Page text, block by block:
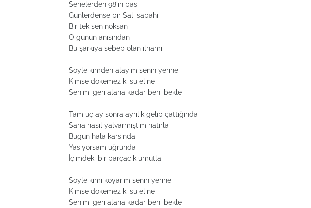
Senelerden 98'in başı
Günlerdense bir Salı sabahı
Bir tek sen noksan
O günün anısından
Bu şarkıya sebep olan ilhamı
Söyle kimden alayım senin yerine
Kimse dökemez ki su eline
Senimi geri alana kadar beni bekle
Tam üç ay sonra ayrılık gelip çattığında
Sana nasıl yalvarmıştım hatırla
Bugün hala karşında
Yaşıyorsam uğrunda
İçimdeki bir parçacık umutla
Söyle kimi koyarım senin yerine
Kimse dökemez ki su eline
Senimi geri alana kadar beni bekle